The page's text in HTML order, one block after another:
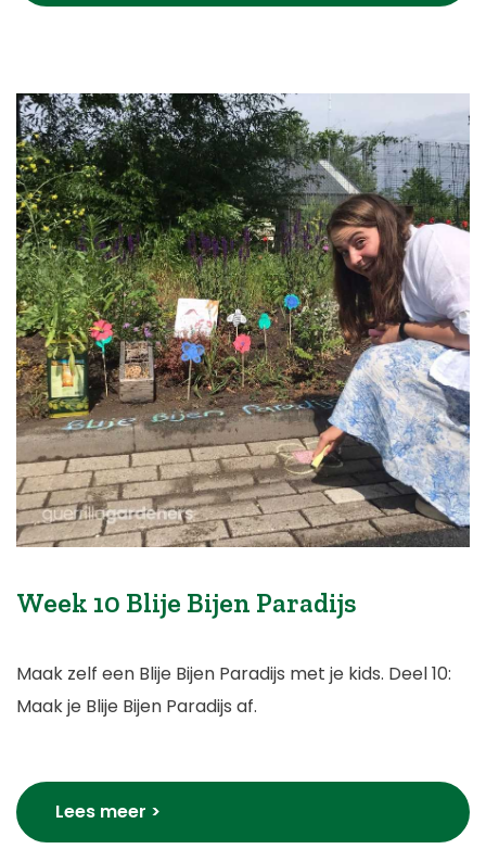
Week 10 Blije Bijen Paradijs
Maak zelf een Blije Bijen Paradijs met je kids. Deel 10:
Maak je Blije Bijen Paradijs af.
Lees meer >